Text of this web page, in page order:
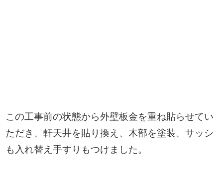
この工事前の状態から外壁板金を重ね貼らせてい
ただき、軒天井を貼り換え、木部を塗装、サッシ
も入れ替え手すりもつけました。